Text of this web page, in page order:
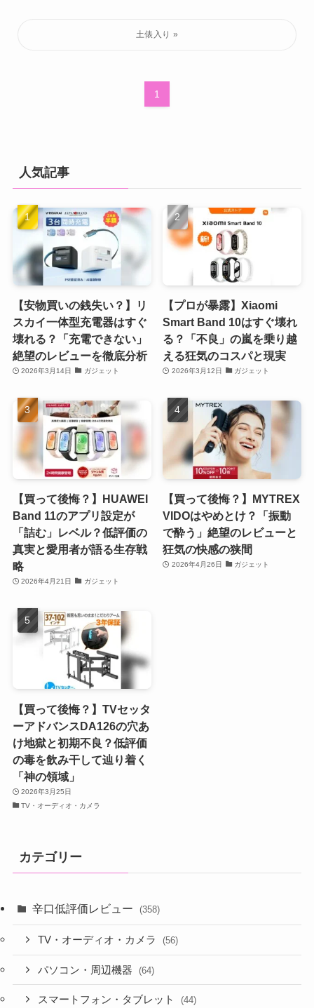
1
人気記事
【安物買いの銭失い？】リ
スカイ一体型充電器はすぐ
壊れる？「充電できない」
絶望のレビューを徹底分析
2026年3月14日 ガジェット
【プロが暴露】Xiaomi
Smart Band 10はすぐ壊れ
る？「不良」の嵐を乗り越
える狂気のコスパと現実
2026年3月12日 ガジェット
【買って後悔？】HUAWEI
Band 11のアプリ設定が
「詰む」レベル？低評価の
真実と愛用者が語る生存戦
略
2026年4月21日 ガジェット
【買って後悔？】MYTREX
VIDOはやめとけ？「振動
で酔う」絶望のレビューと
狂気の快感の狭間
2026年4月26日 ガジェット
【買って後悔？】TVセッタ
ーアドバンスDA126の穴あ
け地獄と初期不良？低評価
の毒を飲み干して辿り着く
「神の領域」
2026年3月25日
TV・オーディオ・カメラ
カテゴリー
辛口低評価レビュー (358)
TV・オーディオ・カメラ (56)
パソコン・周辺機器 (64)
スマートフォン・タブレット (44)